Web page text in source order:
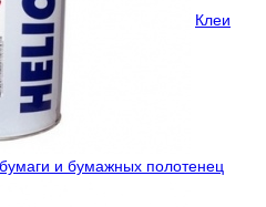
Клеи
и бумажных полотенец